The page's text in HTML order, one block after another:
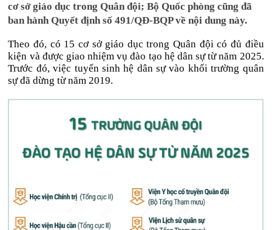
cơ sở giáo dục trong Quân đội; Bộ Quốc phòng cũng đã
ban hành Quyết định số 491/QĐ-BQP về nội dung này.
Theo đó, có 15 cơ sở giáo dục trong Quân đội có đủ điều
kiện và được giao nhiệm vụ đào tạo hệ dân sự từ năm 2025.
Trước đó, việc tuyển sinh hệ dân sự vào khối trường quân
sự đã dừng từ năm 2019.